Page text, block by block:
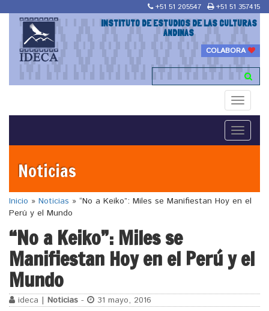
+51 51 205547 +51 51 357415
INSTITUTO DE ESTUDIOS DE LAS CULTURAS
ANDINAS
COLABORA
Toggle
Toggle
Noticias
Inicio » Noticias » “No a Keiko”: Miles se Manifiestan Hoy en el
Perú y el Mundo
“No a Keiko”: Miles se
Manifiestan Hoy en el Perú y el
Mundo
ideca | Noticias - 31 mayo, 2016